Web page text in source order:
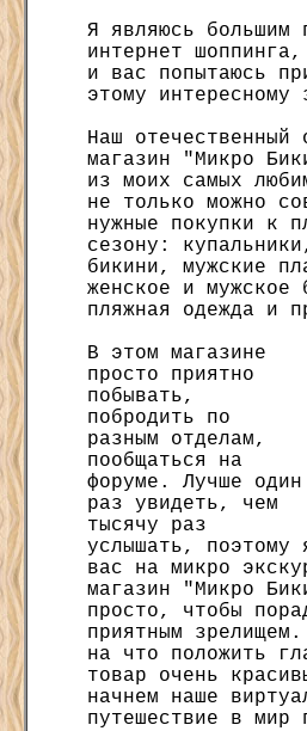
Я являюсь большим
интернет
и вас попытаюсь
этому интересному
Наш отечественный
магазин "Микро
из моих самых
не только можно
нужные покупки к
сезону:
бикини, мужские
женское и мужское
пляжная одежда и
В этом магазине
просто приятно
побывать,
побродить по
разным отделам,
пообщаться на
форуме. Лучше один
раз увидеть, чем
тысячу раз
услышать, поэтому
вас на микро
магазин "Микро
просто, чтобы
приятным
на что положить
товар очень
начнем наше
путешествие в мир